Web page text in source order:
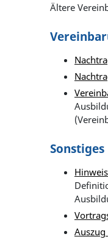
Ältere
Sonstiges
Auszug